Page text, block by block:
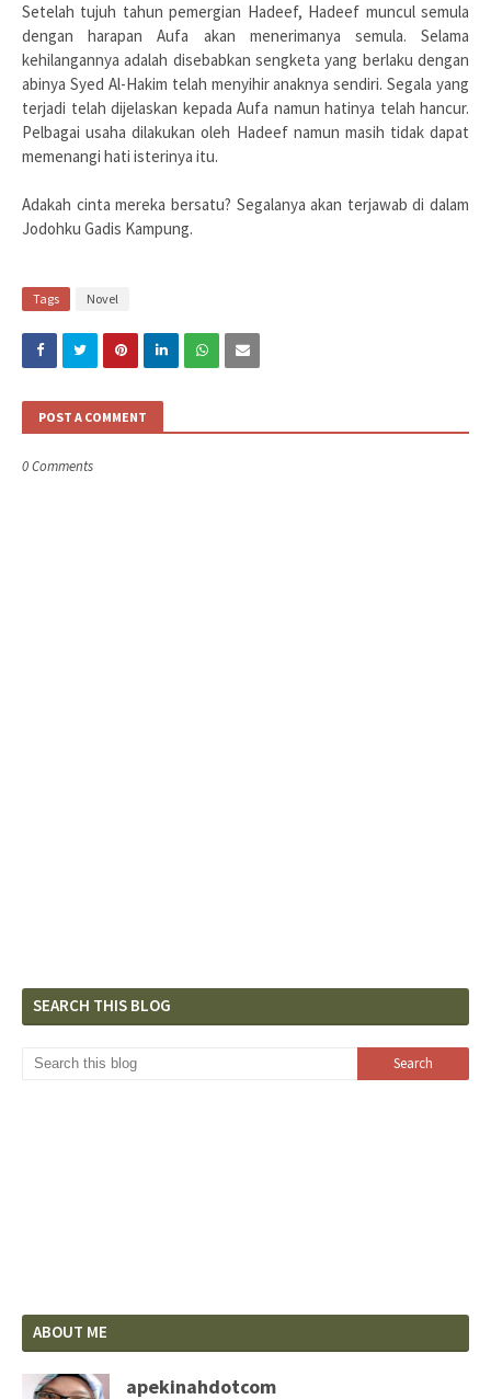
Setelah tujuh tahun pemergian Hadeef, Hadeef muncul semula
dengan harapan Aufa akan menerimanya semula. Selama
kehilangannya adalah disebabkan sengketa yang berlaku dengan
abinya Syed Al-Hakim telah menyihir anaknya sendiri. Segala yang
terjadi telah dijelaskan kepada Aufa namun hatinya telah hancur.
Pelbagai usaha dilakukan oleh Hadeef namun masih tidak dapat
memenangi hati isterinya itu.
Adakah cinta mereka bersatu? Segalanya akan terjawab di dalam
Jodohku Gadis Kampung.
Tags Novel
POST A COMMENT
0 Comments
SEARCH THIS BLOG
ABOUT ME
apekinahdotcom